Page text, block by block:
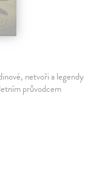
netvoři a legendy
průvodcem